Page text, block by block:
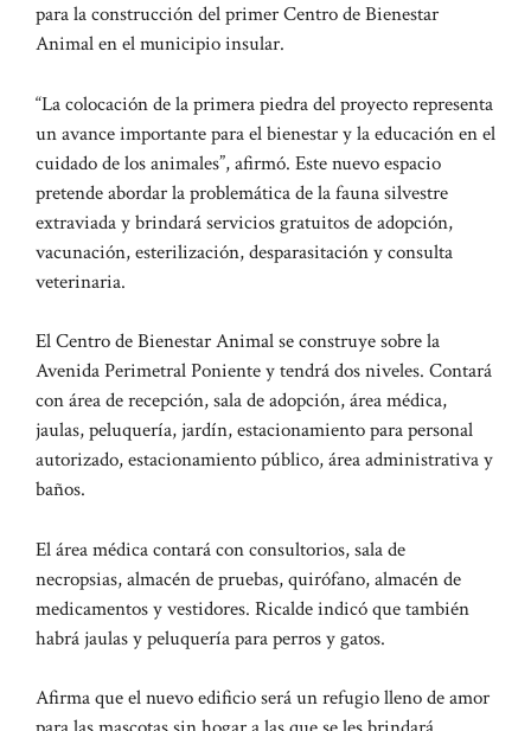
para la construcción del primer Centro de Bienestar
Animal en el municipio insular.
“La colocación de la primera piedra del proyecto representa
un avance importante para el bienestar y la educación en el
cuidado de los animales”, afirmó. Este nuevo espacio
pretende abordar la problemática de la fauna silvestre
extraviada y brindará servicios gratuitos de adopción,
vacunación, esterilización, desparasitación y consulta
veterinaria.
El Centro de Bienestar Animal se construye sobre la
Avenida Perimetral Poniente y tendrá dos niveles. Contará
con área de recepción, sala de adopción, área médica,
jaulas, peluquería, jardín, estacionamiento para personal
autorizado, estacionamiento público, área administrativa y
baños.
El área médica contará con consultorios, sala de
necropsias, almacén de pruebas, quirófano, almacén de
medicamentos y vestidores. Ricalde indicó que también
habrá jaulas y peluquería para perros y gatos.
Afirma que el nuevo edificio será un refugio lleno de amor